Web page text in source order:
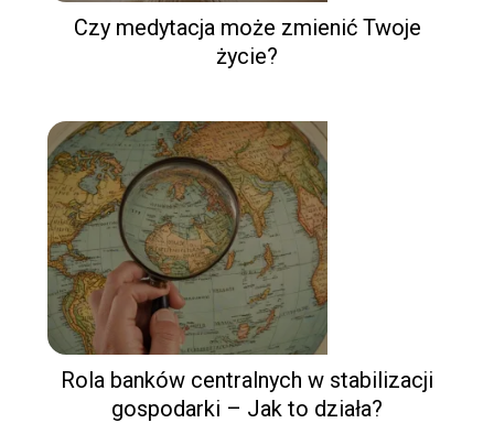
Czy medytacja może zmienić Twoje
życie?
Rola banków centralnych w stabilizacji
gospodarki – Jak to działa?